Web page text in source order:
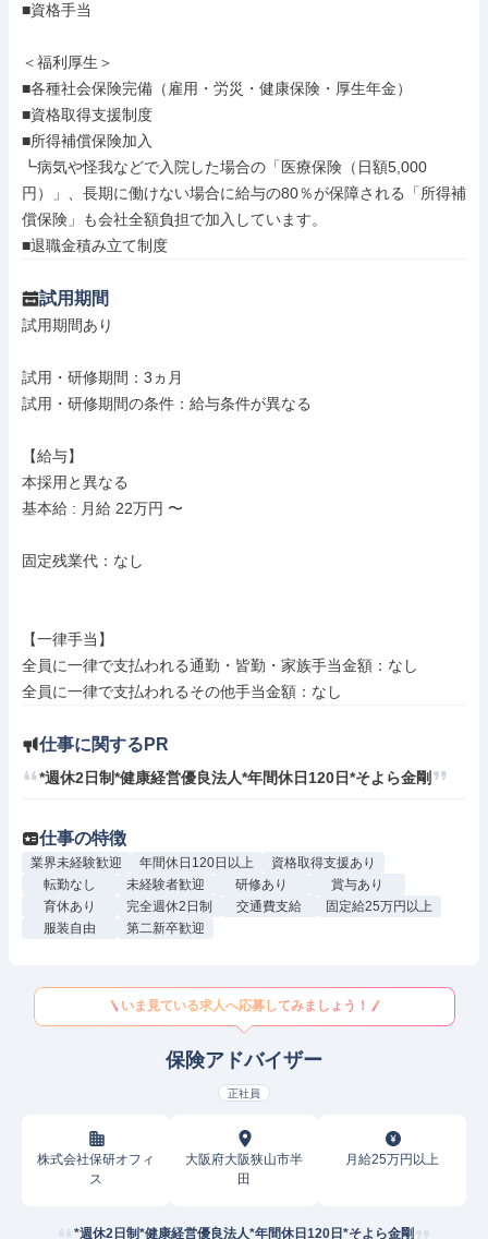
■資格手当
＜福利厚生＞
■各種社会保険完備（雇用・労災・健康保険・厚生年金）
■資格取得支援制度
■所得補償保険加入
┗病気や怪我などで入院した場合の「医療保険（日額5,000
円）」、長期に働けない場合に給与の80％が保障される「所得補
償保険」も会社全額負担で加入しています。
■退職金積み立て制度
試用期間
試用期間あり
試用・研修期間：3ヵ月
試用・研修期間の条件：給与条件が異なる
【給与】
本採用と異なる
基本給 : 月給 22万円 〜
固定残業代：なし
【一律手当】
全員に一律で支払われる通勤・皆勤・家族手当金額：なし
仕事に関するPR
*週休2日制*健康経営優良法人*年間休日120日*そよら金剛
仕事の特徴
業界未経験歓迎 年間休日120日以上
資格取得支援あり
転勤なし
未経験者歓迎 研修あり
賞与あり
育休あり
完全週休2日制 交通費支給
固定給25万円以上
服装自由
第二新卒歓迎
いま見ている求人へ応募してみましょう！
保険アドバイザー
正社員
株式会社保研オフィ
ス
大阪府大阪狭山市半
田
月給25万円以上
*週休2日制*健康経営優良法人*年間休日120日*そよら金剛